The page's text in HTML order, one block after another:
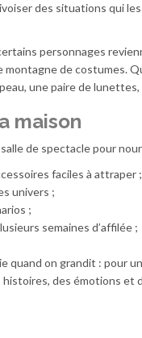
des situations qui
personnages
montagne de costumes.
une paire de
maison
de spectacle pour
faciles à attraper ;
univers ;
;
semaines d’affilée ;
quand on grandit : pour
des émotions et